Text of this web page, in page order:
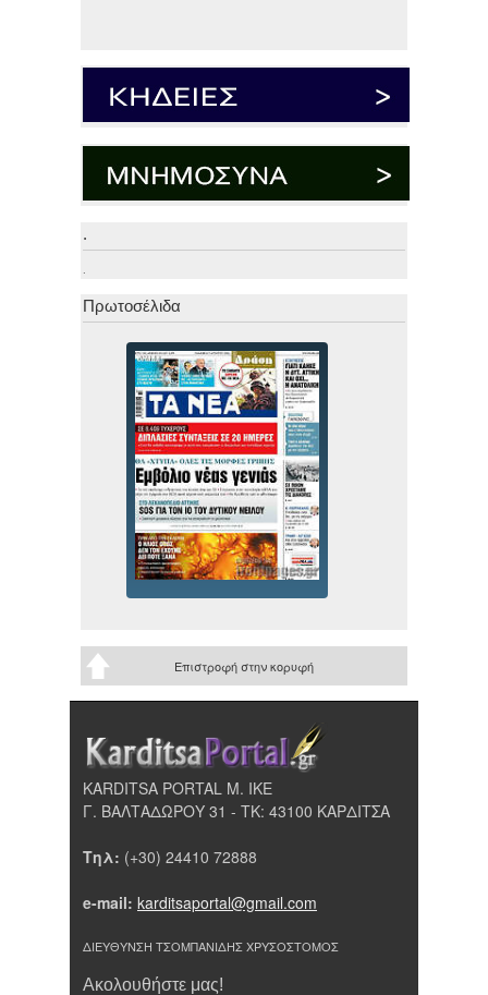
.
Πρωτοσέλιδα
Επιστροφή στην κορυφή
KARDITSA PORTAL Μ. ΙΚΕ
Γ. ΒΑΛΤΑΔΩΡΟΥ 31 - ΤΚ: 43100 ΚΑΡΔΙΤΣΑ
Τηλ: (+30) 24410 72888
e-mail: karditsaportal@gmail.com
ΔΙΕΥΘΥΝΣΗ ΤΣΟΜΠΑΝΙΔΗΣ ΧΡΥΣΟΣΤΟΜΟΣ
Ακολουθήστε μας!